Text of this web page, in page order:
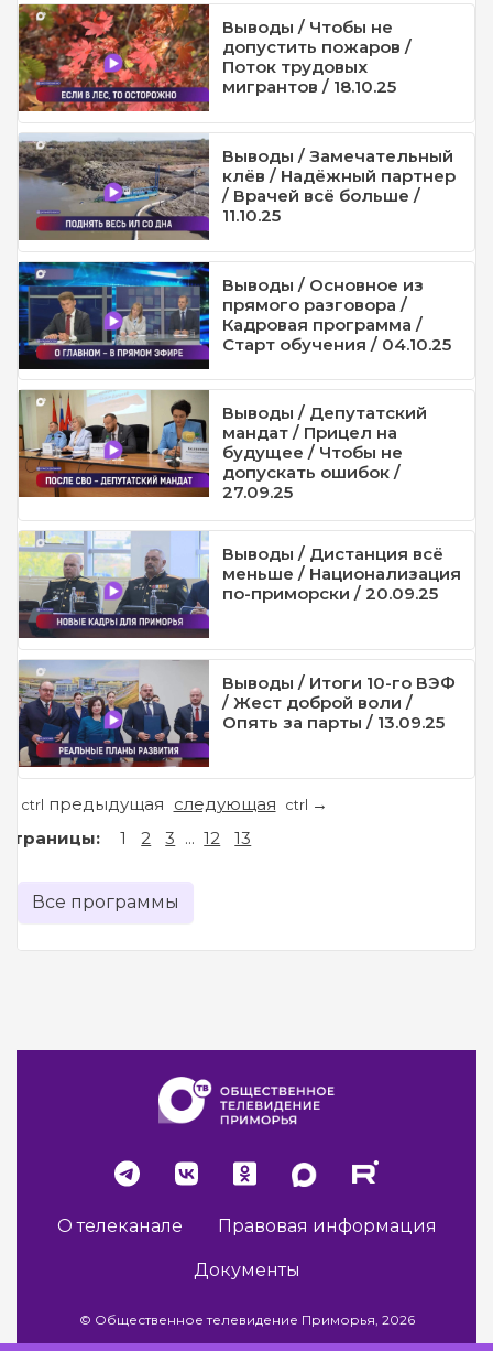
Выводы / Чтобы не
допустить пожаров /
Поток трудовых
мигрантов / 18.10.25
Выводы / Замечательный
клёв / Надёжный партнер
/ Врачей всё больше /
11.10.25
Выводы / Основное из
прямого разговора /
Кадровая программа /
Старт обучения / 04.10.25
Выводы / Депутатский
мандат / Прицел на
будущее / Чтобы не
допускать ошибок /
27.09.25
Выводы / Дистанция всё
меньше / Национализация
по-приморски / 20.09.25
Выводы / Итоги 10-го ВЭФ
/ Жест доброй воли /
Опять за парты / 13.09.25
ctrl предыдущая следующая ctrl →
Страницы: 1 2 3 ... 12 13
Все программы
О телеканале Правовая информация
Документы
© Общественное телевидение Приморья, 2026